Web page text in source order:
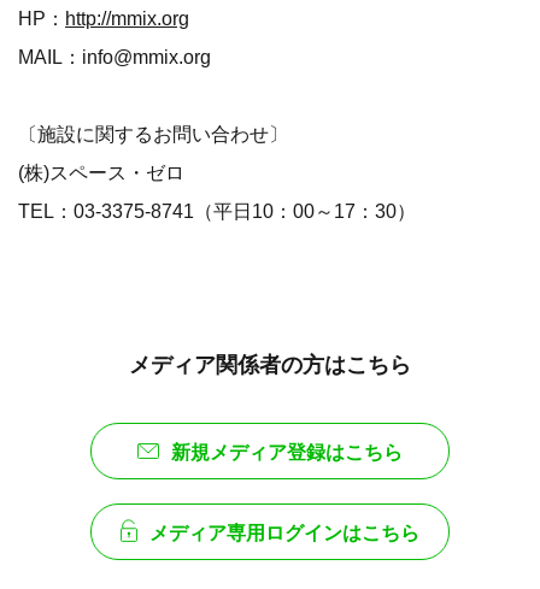
HP： http://mmix.org
MAIL：info@mmix.org
〔施設に関するお問い合わせ〕
(株)スペース・ゼロ
TEL：03-3375-8741（平日10：00～17：30）
メディア関係者の方はこちら
新規メディア登録はこちら
メディア専用ログインはこちら